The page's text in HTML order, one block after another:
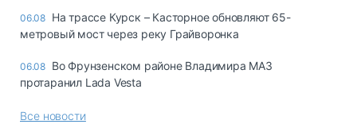
06.08 На трассе Курск – Касторное обновляют 65-
метровый мост через реку Грайворонка
06.08 Во Фрунзенском районе Владимира МАЗ
протаранил Lada Vesta
Все новости